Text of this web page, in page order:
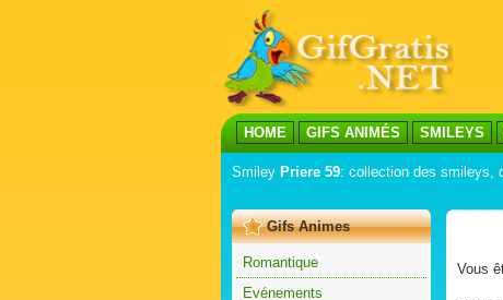
HOME GIFS ANIMÉS SMILEYS
Smiley Priere 59: collection des smileys,
Gifs Animes
Romantique
Evénements
Vous